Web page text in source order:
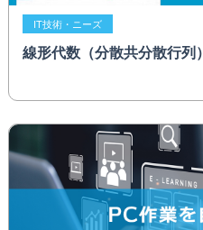
IT技術・ニーズ
線形代数（分散共分散行列）